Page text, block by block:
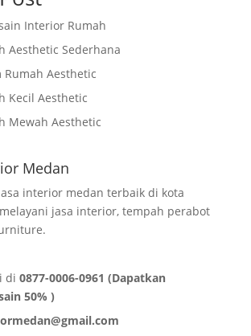
Interior Rumah
Aesthetic Sederhana
Rumah Aesthetic
Kecil Aesthetic
Mewah Aesthetic
Medan
interior medan terbaik di kota
jasa interior, tempah perabot
di 0877-0006-0961 (Dapatkan
50% )